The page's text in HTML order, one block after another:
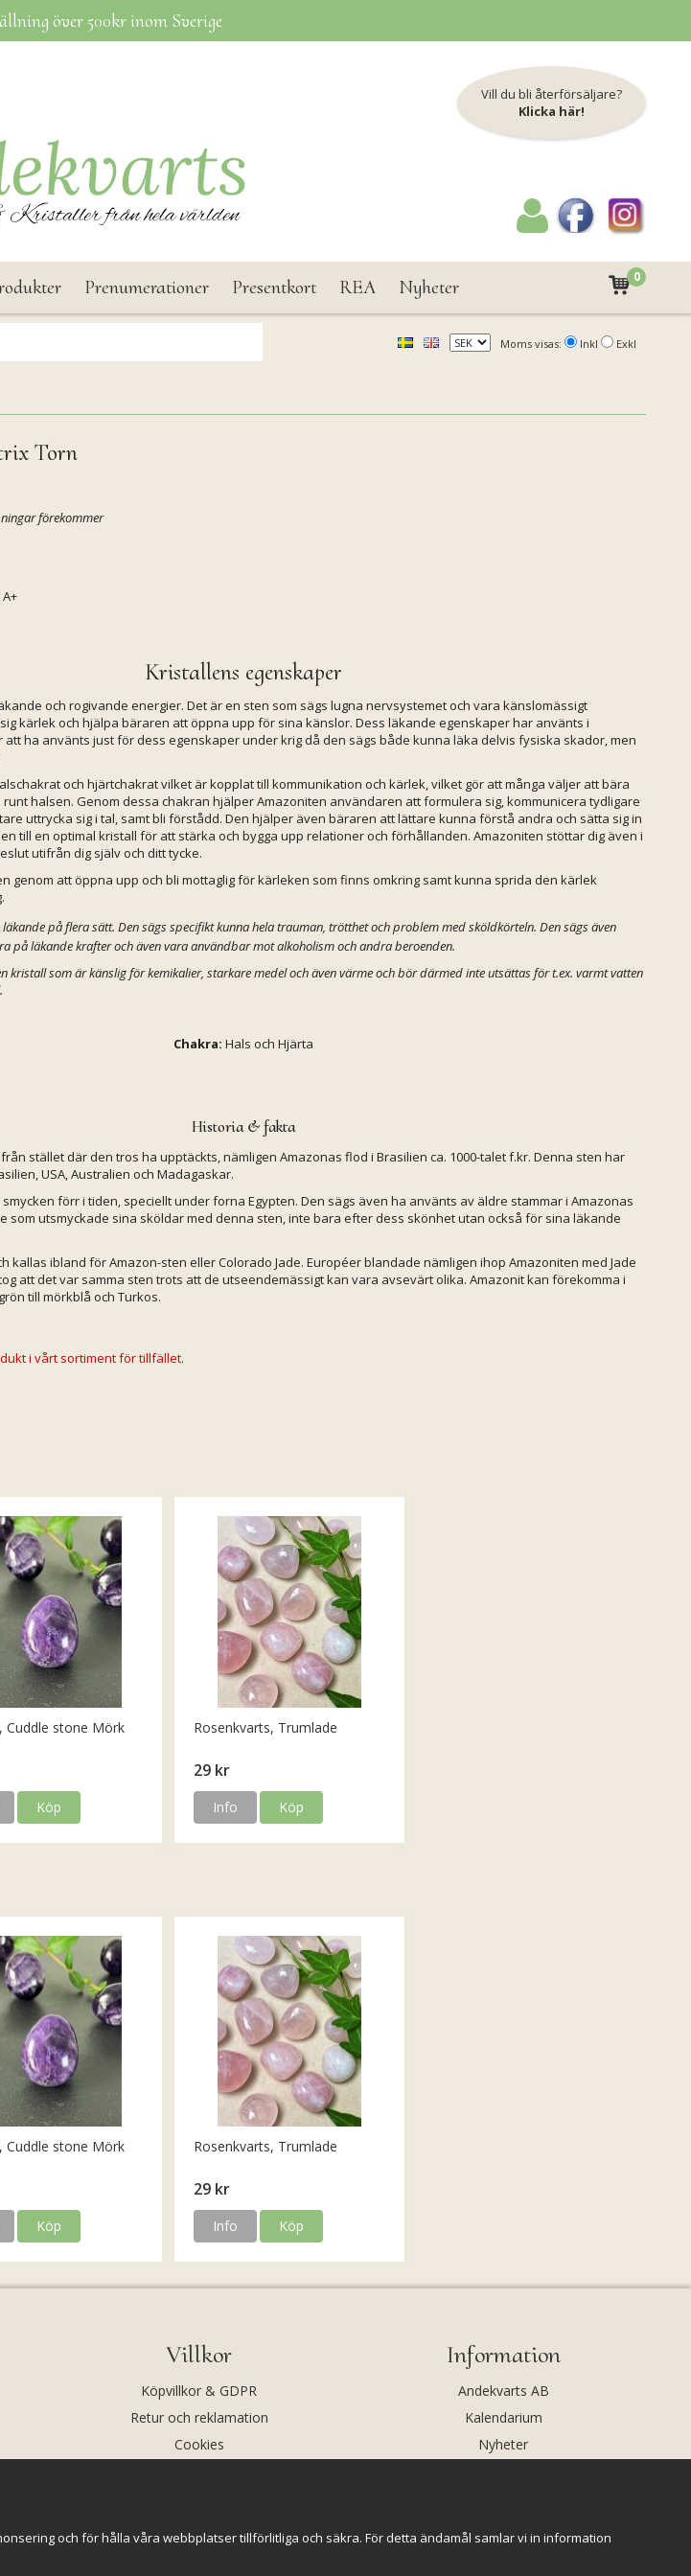
över 500kr inom Sverige
Vill du bli återförsäljare?
Klicka här!
Prenumerationer Presentkort REA Nyheter 0
Moms visas: Inkl Exkl
Torn
förekommer
Kristallens egenskaper
och rogivande energier. Det är en sten som sägs lugna nervsystemet och vara känslomässigt
kärlek och hjälpa bäraren att öppna upp för sina känslor. Dess läkande egenskaper har använts i
ha använts just för dess egenskaper under krig då den sägs både kunna läka delvis fysiska skador, men
och hjärtchakrat vilket är kopplat till kommunikation och kärlek, vilket gör att många väljer att bära
halsen. Genom dessa chakran hjälper Amazoniten användaren att formulera sig, kommunicera tydligare
uttrycka sig i tal, samt bli förstådd. Den hjälper även bäraren att lättare kunna förstå andra och sätta sig in
till en optimal kristall för att stärka och bygga upp relationer och förhållanden. Amazoniten stöttar dig även i
utifrån dig själv och ditt tycke.
genom att öppna upp och bli mottaglig för kärleken som finns omkring samt kunna sprida den kärlek
på flera sätt. Den sägs specifikt kunna hela trauman, trötthet och problem med sköldkörteln. Den sägs även
på läkande krafter och även vara användbar mot alkoholism och andra beroenden.
kristall som är känslig för kemikalier, starkare medel och även värme och bör därmed inte utsättas för t.ex. varmt vatten
Chakra: Hals och Hjärta
Historia & fakta
stället där den tros ha upptäckts, nämligen Amazonas flod i Brasilien ca. 1000-talet f.kr. Denna sten har
USA, Australien och Madagaskar.
förr i tiden, speciellt under forna Egypten. Den sägs även ha använts av äldre stammar i Amazonas
som utsmyckade sina sköldar med denna sten, inte bara efter dess skönhet utan också för sina läkande
kallas ibland för Amazon-sten eller Colorado Jade. Européer blandade nämligen ihop Amazoniten med Jade
att det var samma sten trots att de utseendemässigt kan vara avsevärt olika. Amazonit kan förekomma i
till mörkblå och Turkos.
i vårt sortiment för tillfället.
Cuddle stone Mörk
Köp
Rosenkvarts, Trumlade
29 kr
Info Köp
Cuddle stone Mörk
Köp
Rosenkvarts, Trumlade
29 kr
Info Köp
Villkor
Köpvillkor & GDPR
Retur och reklamation
Cookies
Information
Andekvarts AB
Kalendarium
Nyheter
och för hålla våra webbplatser tillförlitliga och säkra. För detta ändamål samlar vi in information